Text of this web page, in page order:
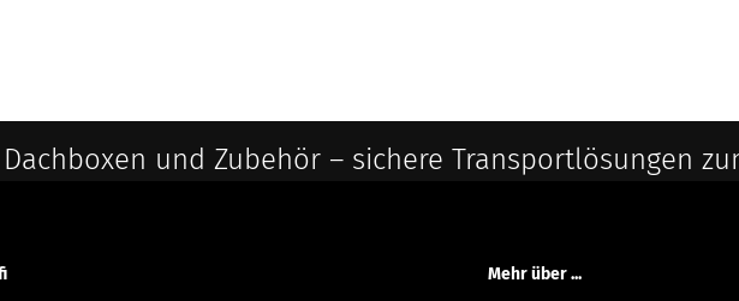
und Zubehör – sichere Transportlösungen
Mehr über ...